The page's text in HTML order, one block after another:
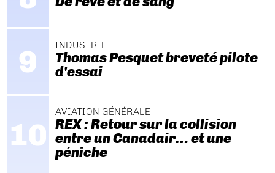
INDUSTRIE
Thomas Pesquet breveté pilote
d'essai
AVIATION GÉNÉRALE
REX : Retour sur la collision
entre un Canadair… et une
péniche